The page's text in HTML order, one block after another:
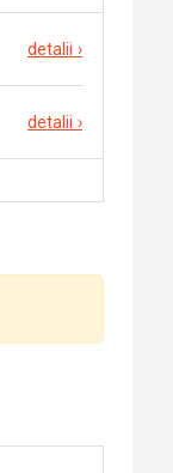
detalii ›
detalii ›